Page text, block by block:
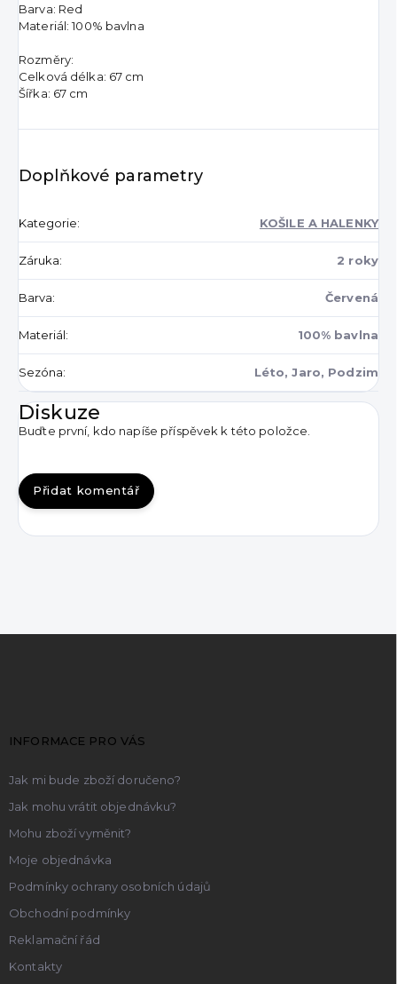
Barva: Red
Materiál: 100% bavlna
Rozměry:
Celková délka: 67 cm
Šířka: 67 cm
Doplňkové parametry
Kategorie: KOŠILE A HALENKY
Záruka: 2 roky
Barva: Červená
Materiál: 100% bavlna
Sezóna: Léto, Jaro, Podzim
Diskuze
Buďte první, kdo napíše příspěvek k této položce.
Přidat komentář
INFORMACE PRO VÁS
Jak mi bude zboží doručeno?
Jak mohu vrátit objednávku?
Mohu zboží vyměnit?
Moje objednávka
Podmínky ochrany osobních údajů
Obchodní podmínky
Reklamační řád
Kontakty